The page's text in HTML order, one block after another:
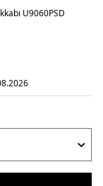
U9060PSD